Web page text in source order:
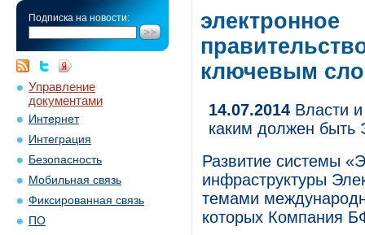
Подписка на новости:
Управление
документами
Интернет
Интеграция
Безопасность
Мобильная связь
Фиксированная связь
ПО
электронное
ключевым
14.07.2014 Власти
каким должен быть
Развитие системы
инфраструктуры
темами
которых Компания